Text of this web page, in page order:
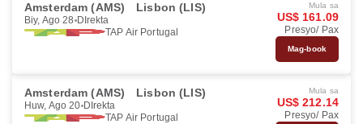
Amsterdam (AMS) Lisbon (LIS)
Biy, Ago 28 DIrekta
TAP Air Portugal
Mula sa
US$ 161.09
Presyo/ Pax
Mag-book
Amsterdam (AMS) Lisbon (LIS)
Huw, Ago 20 DIrekta
TAP Air Portugal
Mula sa
US$ 212.14
Presyo/ Pax